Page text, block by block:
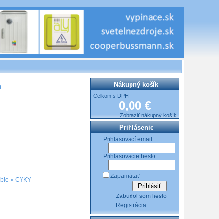
» CYKY
Nákupný košík
Celkom s DPH
0,00 €
Zobraziť nákupný košík
Prihlásenie
Prihlasovací email
Prihlasovacie heslo
Zapamätať
Zabudol som heslo
Registrácia